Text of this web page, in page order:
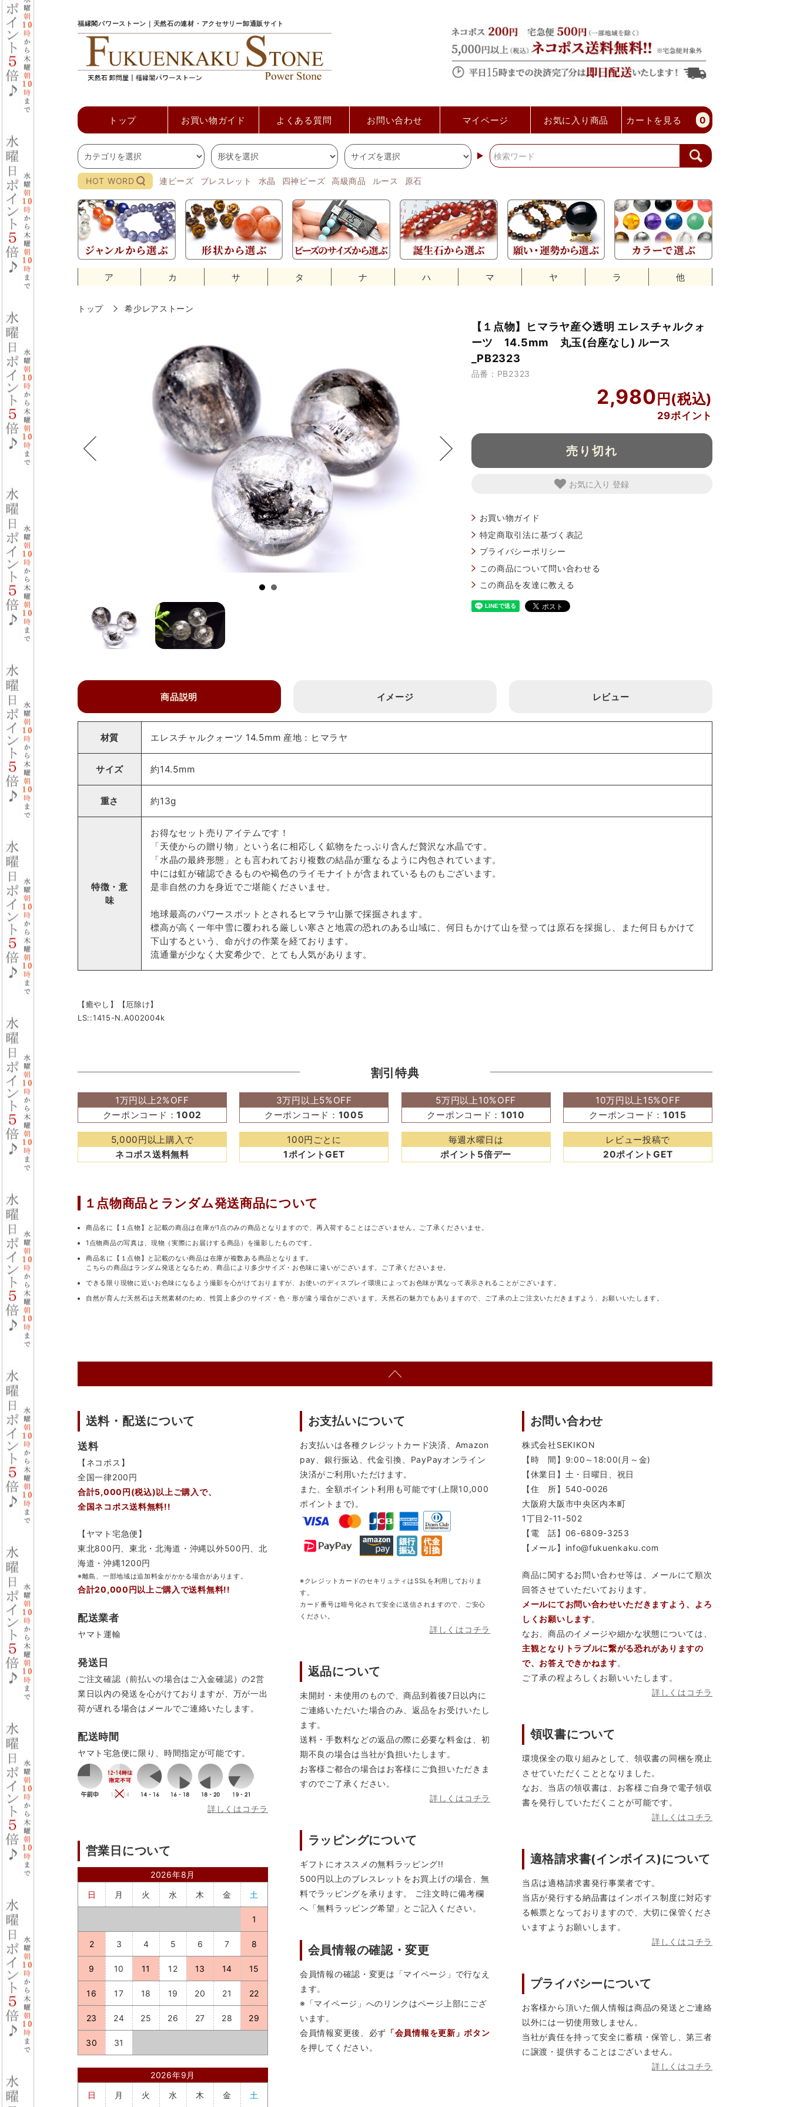
福縁閣パワーストーン｜天然石の連材・アクセサリー卸通販サイト
トップ お買い物ガイド よくある質問 お問い合わせ マイページ お気に入り商品 カートを見る 0
HOT WORD 連ビーズ ブレスレット 水晶 四神ビーズ 高級商品 ルース 原石
ア カ サ タ ナ ハ マ ヤ ラ 他
トップ 希少レアストーン
【１点物】ヒマラヤ産◇透明 エレスチャルクォ
ーツ 14.5mm 丸玉(台座なし) ルース
_PB2323
品番：PB2323
2,980
29ポイント
売り切れ
お気に入り
お買い物ガイド
特定商取引法に基づく表記
プライバシーポリシー
この商品について問い合わせる
この商品を友達に教える
商品説明 イメージ レビュー
材質 エレスチャルクォーツ 14.5mm 産地：ヒマラヤ
サイズ 約14.5mm
重さ 約13g
特徴・意
味
お得なセット売りアイテムです！
「天使からの贈り物」という名に相応しく鉱物をたっぷり含んだ贅沢な水晶です。
「水晶の最終形態」とも言われており複数の結晶が重なるように内包されています。
中には虹が確認できるものや褐色のライモナイトが含まれているものもございます。
是非自然の力を身近でご堪能くださいませ。
地球最高のパワースポットとされるヒマラヤ山脈で採掘されます。
標高が高く一年中雪に覆われる厳しい寒さと地震の恐れのある山域に、何日もかけて山を登っては原石を採掘し、また何日もかけて
下山するという、命がけの作業を経ております。
流通量が少なく大変希少で、とても人気があります。
【癒やし】【厄除け】
LS::1415-N.A002004k
割引特典
1万円以上2%OFF
クーポンコード：1002
3万円以上5%OFF
クーポンコード： 1005
5万円以上10%OFF
クーポンコード：1010
10万円以上15%OFF
クーポンコード： 1015
5,000円以上購入で
ネコポス送料無料
100円ごとに
1ポイントGET
毎週水曜日は
ポイント5倍デー
レビュー投稿で
20ポイントGET
１点物商品と ランダム発送商品について
商品名に【１点物】と記載の商品は在庫が1点のみの商品となりますので、再入荷することはございません。ご了承くださいませ。
1点物商品の写真は、現物（実際にお届けする商品）を撮影したものです。
商品名に【１点物】と記載のない商品は在庫が複数ある商品となります。
こちらの商品はランダム発送となるため、商品により多少サイズ・お色味に違いがございます。ご了承くださいませ。
できる限り現物に近いお色味になるよう撮影を心がけておりますが、お使いのディスプレイ環境によってお色味が異なって表示されることがございます。
自然が育んだ天然石は天然素材のため、性質上多少のサイズ・色・形が違う場合がございます。天然石の魅力でもありますので、ご了承の上ご注文いただきますよう、お願いいたします。
送料・配送について
送料
【ネコポス】
全国一律200円
合計5,000円(税込)以上ご購入で、
全国ネコポス送料無料!!
【ヤマト宅急便】
東北800円、東北・北海道・沖縄以外500円、北
海道・沖縄1200円
※離島、一部地域は追加料金がかかる場合があります。
合計20,000円以上ご購入で送料無料!!
配送業者
ヤマト運輸
発送日
ご注文確認（前払いの場合はご入金確認）の2営
業日以内の発送を心がけておりますが、万が一出
荷が遅れる場合はメールでご連絡いたします。
配送時間
ヤマト宅急便に限り、時間指定が可能です。
詳しくはコチラ
営業日について
2026年8月
日
月 火 水 木 金 土
1
2 3 4 5 6 7 8
9 10 11 12 13 14 15
16 17 18 19 20 21 22
23 24 25 26 27 28 29
30 31
2026年9月
日
月 火 水 木 金 土
お支払いについて
お支払いは各種クレジットカード決済、Amazon
pay、銀行振込、代金引換、PayPayオンライン
決済がご利用いただけます。
また、全額ポイント利用も可能です(上限10,000
ポイントまで)。
※クレジットカードのセキリュティはSSLを利用しておりま
す。
カード番号は暗号化されて安全に送信されますので、ご安心
ください。
詳しくはコチラ
返品について
未開封・未使用のもので、商品到着後7日以内に
ご連絡いただいた場合のみ、返品をお受けいたし
ます。
送料・手数料などの返品の際に必要な料金は、初
期不良の場合は当社が負担いたします。
お客様ご都合の場合はお客様にご負担いただきま
すのでご了承ください。
詳しくはコチラ
ラッピングについて
ギフトにオススメの無料ラッピング!!
500円以上のブレスレットをお買上げの場合、無
料でラッピングを承ります。 ご注文時に備考欄
へ「無料ラッピング希望」とご記入ください。
会員情報の確認・変更
会員情報の確認・変更は「マイページ」で行なえ
ます。
※「マイページ」へのリンクはページ上部にござ
います。
会員情報変更後、必ず 「会員情報を更新」ボタン
を押してください。
お問い合わせ
株式会社SEKIKON
【時 間】9:00～18:00(月～金)
【休業日】土・日曜日、祝日
【住 所】540-0026
大阪府大阪市中央区内本町
1丁目2-11-502
【電 話】06-6809-3253
【メール】info@fukuenkaku.com
商品に関するお問い合わせ等は、メールにて順次
回答させていただいております。
メールにてお問い合わせいただきますよう、よろ
しくお願いします。
なお、商品のイメージや細かな状態については、
主観となりトラブルに繋がる恐れがありますの
で、お答えできかねます。
ご了承の程よろしくお願いいたします。
詳しくはコチラ
領収書について
環境保全の取り組みとして、領収書の同梱を廃止
させていただくこととなりました。
なお、当店の領収書は、お客様ご自身で電子領収
書を発行していただくことが可能です。
詳しくはコチラ
適格請求書(インボイス)について
当店は適格請求書発行事業者です。
当店が発行する納品書はインボイス制度に対応す
る帳票となっておりますので、大切に保管くださ
いますようお願いします。
詳しくはコチラ
プライバシーについて
お客様から頂いた個人情報は商品の発送とご連絡
以外には一切使用致しません。
当社が責任を持って安全に蓄積・保管し、第三者
に譲渡・提供することはございません。
詳しくはコチラ